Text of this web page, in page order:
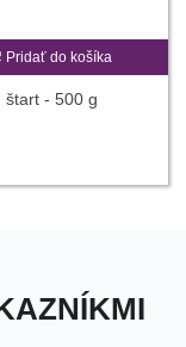
Pridať do košíka
štart - 500 g